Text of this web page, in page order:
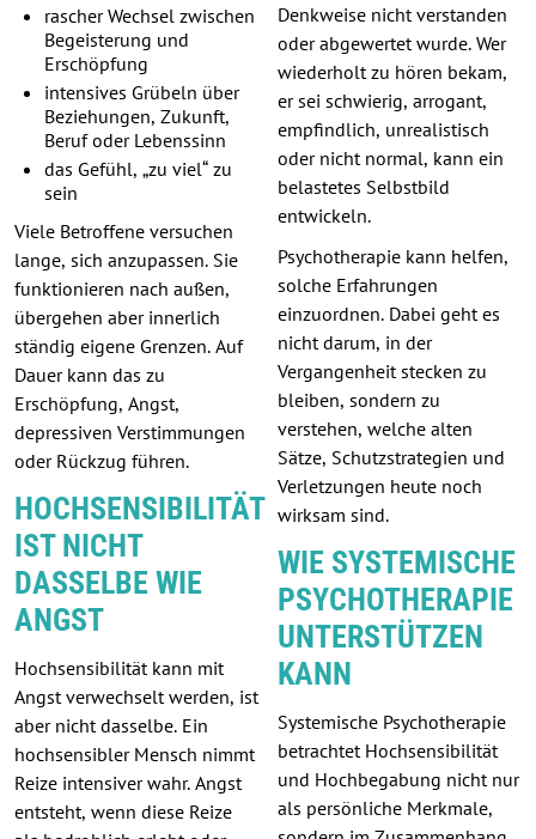
rascher Wechsel zwischen
Begeisterung und
Erschöpfung
intensives Grübeln über
Beziehungen, Zukunft,
Beruf oder Lebenssinn
das Gefühl, „zu viel“ zu
sein
Viele Betroffene versuchen
lange, sich anzupassen. Sie
funktionieren nach außen,
übergehen aber innerlich
ständig eigene Grenzen. Auf
Dauer kann das zu
Erschöpfung, Angst,
depressiven Verstimmungen
oder Rückzug führen.
HOCHSENSIBILITÄT
IST NICHT
DASSELBE WIE
ANGST
Hochsensibilität kann mit
Angst verwechselt werden, ist
aber nicht dasselbe. Ein
hochsensibler Mensch nimmt
Reize intensiver wahr. Angst
entsteht, wenn diese Reize
Denkweise nicht verstanden
oder abgewertet wurde. Wer
wiederholt zu hören bekam,
er sei schwierig, arrogant,
empfindlich, unrealistisch
oder nicht normal, kann ein
belastetes Selbstbild
entwickeln.
Psychotherapie kann helfen,
solche Erfahrungen
einzuordnen. Dabei geht es
nicht darum, in der
Vergangenheit stecken zu
bleiben, sondern zu
verstehen, welche alten
Sätze, Schutzstrategien und
Verletzungen heute noch
wirksam sind.
WIE SYSTEMISCHE
PSYCHOTHERAPIE
UNTERSTÜTZEN
KANN
Systemische Psychotherapie
betrachtet Hochsensibilität
und Hochbegabung nicht nur
als persönliche Merkmale,